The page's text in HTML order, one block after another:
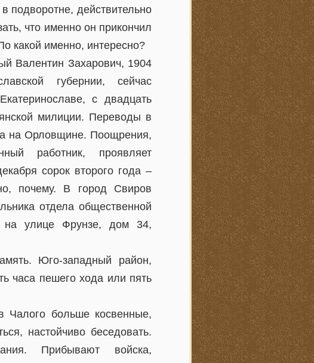
подворотне, действительно
что именно он прикончил
какой именно, интересно?
Валентин Захарович, 1904
губернии, сейчас
с двадцать
милиции. Переводы в
на Орловщине. Поощрения,
работник, проявляет
сорок второго года –
почему. В город Свиров
отдела общественной
на улице Фрунзе, дом 34,
Юго-западный район,
часа пешего хода или пять
Чалого больше косвенные,
настойчиво беседовать.
Прибывают войска,